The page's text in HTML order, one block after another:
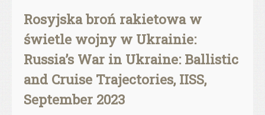
Rosyjska broń rakietowa w
świetle wojny w Ukrainie:
Russia’s War in Ukraine: Ballistic
and Cruise Trajectories, IISS,
September 2023